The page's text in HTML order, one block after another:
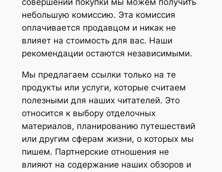
совершении покупки мы можем получить
небольшую комиссию. Эта комиссия
оплачивается продавцом и никак не
влияет на стоимость для вас. Наши
рекомендации остаются независимыми.
Мы предлагаем ссылки только на те
продукты или услуги, которые считаем
полезными для наших читателей. Это
относится к выбору отделочных
материалов, планированию путешествий
или другим сферам жизни, о которых мы
пишем. Партнерские отношения не
влияют на содержание наших обзоров и